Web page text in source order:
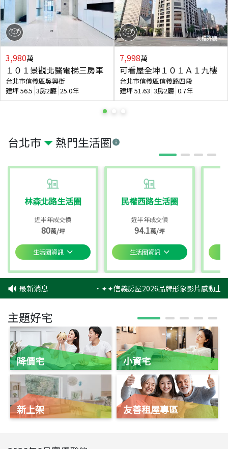
台北市 熱門生活圈
林森北路生活圈
近半年成交價
80萬/坪
生活圈資訊
民權西路生活圈
近半年成交價
94.1萬/坪
生活圈資訊
3,980萬
１０１景觀北醫電梯三房車
台北市信義區吳興街
建坪56.5 3房2廳 25.0年
7,998萬
可看屋全坤１０１Ａ１九樓
台北市信義區信義路四段
建坪51.63 3房2廳 0.7年
最新消息 ‧✦✦信義房屋2026品牌形象影片感動上
主題好宅
降價宅
新上架
小資宅
友善租屋專區